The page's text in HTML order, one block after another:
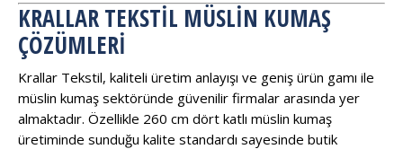
KRALLAR TEKSTIL MÜSLIN KUMAŞ
ÇÖZÜMLERI
Krallar Tekstil, kaliteli üretim anlayışı ve geniş ürün gamı ile
müslin kumaş sektöründe güvenilir firmalar arasında yer
almaktadır. Özellikle 260 cm dört katlı müslin kumaş
üretiminde sunduğu kalite standardı sayesinde butik